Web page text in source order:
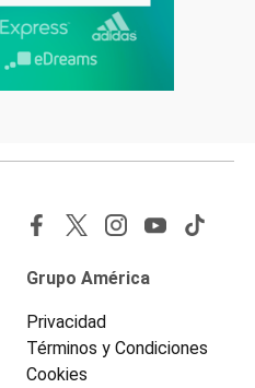
Grupo América
Privacidad
Términos y Condiciones
Cookies